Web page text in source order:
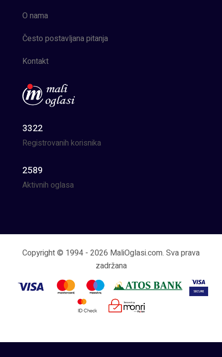
O nama
Često postavljana pitanja
Kontakt
3322
Registrovanih korisnika
2589
Aktivnih oglasa
Copyright © 1994 - 2026 MaliOglasi.com. Sva prava
zadržana